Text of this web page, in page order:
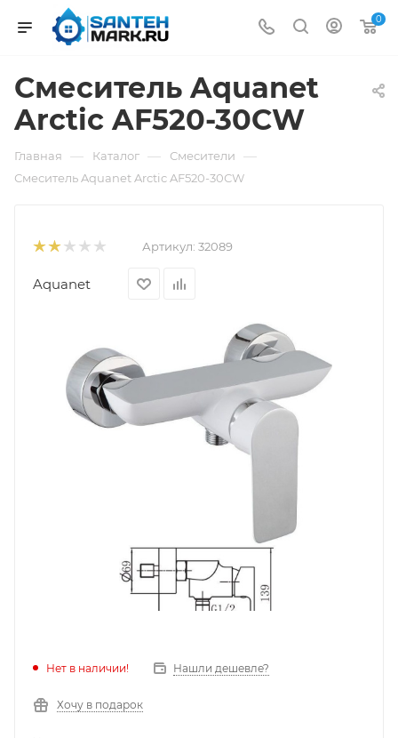
0
Смеситель Aquanet
Arctic AF520-30СW
Главная — Каталог — Смесители —
Смеситель Aquanet Arctic AF520-30СW
Артикул: 32089
Aquanet
Нет в наличии! Нашли дешевле?
Хочу в подарок